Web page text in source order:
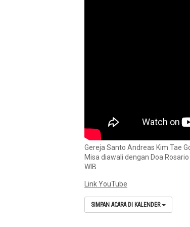
Gereja Santo Andreas Kim Tae
Misa diawali dengan Doa
WIB
Link YouTube
SIMPAN ACARA DI KALENDER